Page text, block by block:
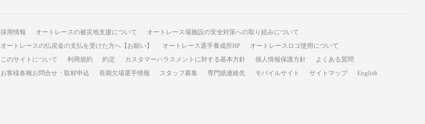
採用情報 オートレースの被災地支援について
オートレース場施設の安全対策への取り組みについて
オートレースの払戻金の支払を受けた方へ【お願い】
オートレース選手養成所HP
オートレースロゴ使用について
このサイトについて
利用規約 約定 カスタマーハラスメントに対する基本方針 個人情報保護方針
よくある質問
お客様各種お問合せ・取材申込
長期欠場選手情報 スタッフ募集 専門紙連絡先 モバイルサイト サイトマップ English